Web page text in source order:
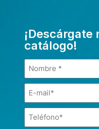
¡Descárgate
catálogo!